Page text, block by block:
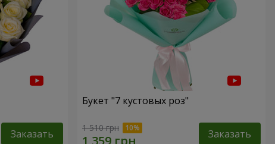
Заказать
Букет "7 кустовых роз"
1 510 грн Заказать